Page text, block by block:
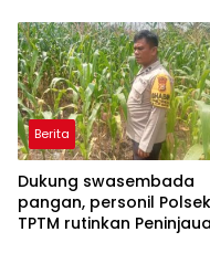
Berita
Dukung swasembada
pangan, personil Polsek
TPTM rutinkan